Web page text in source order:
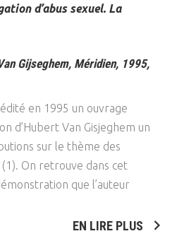
d’abus sexuel. La
Gijseghem, Méridien, 1995,
en 1995 un ouvrage
d’Hubert Van Gisjeghem un
sur le thème des
(1). On retrouve dans cet
que l’auteur
EN LIRE PLUS